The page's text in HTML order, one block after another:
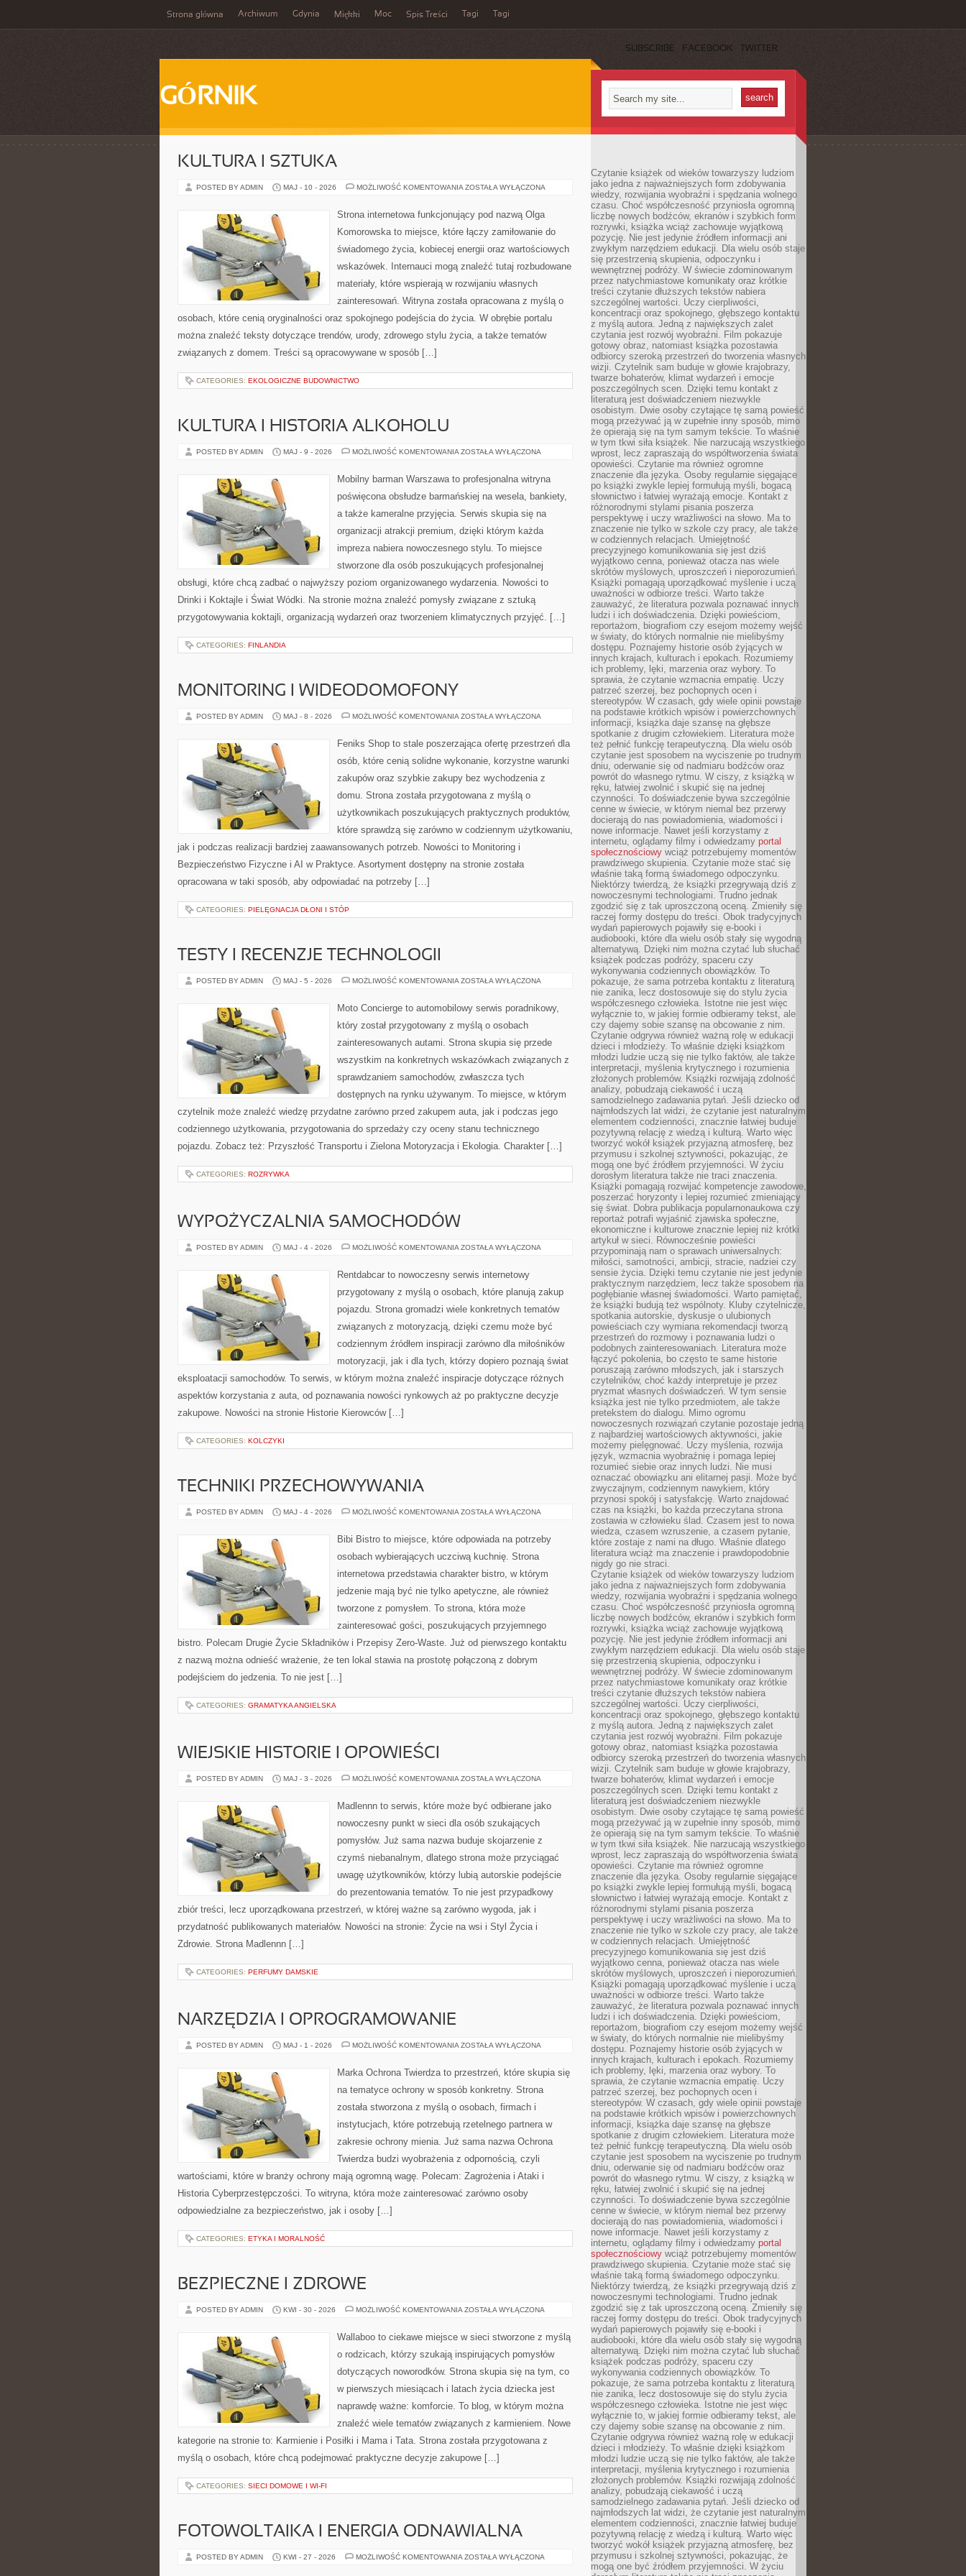
Strona główna Archiwum Gdynia Miękki Moc Spis Treści Tagi Tagi
SUBSCRIBE FACEBOOK TWITTER
GÓRNIK
KULTURA I SZTUKA
POSTED BY ADMIN MAJ - 10 - 2026 MOŻLIWOŚĆ KOMENTOWANIA KULTURA
ZOSTAŁA WYŁĄCZONA
Strona internetowa funkcjonujący pod nazwą Olga
Komorowska to miejsce, które łączy zamiłowanie do
świadomego życia, kobiecej energii oraz wartościowych
wskazówek. Internauci mogą znaleźć tutaj rozbudowane
materiały, które wspierają w rozwijaniu własnych
zainteresowań. Witryna została opracowana z myślą o
osobach, które cenią oryginalności oraz spokojnego podejścia do życia. W obrębie portalu
można znaleźć teksty dotyczące trendów, urody, zdrowego stylu życia, a także tematów
związanych z domem. Treści są opracowywane w sposób […]
CATEGORIES: EKOLOGICZNE BUDOWNICTWO
KULTURA I HISTORIA ALKOHOLU
POSTED BY ADMIN MAJ - 9 - 2026 MOŻLIWOŚĆ KOMENTOWANIA KULTURA
ALKOHOLU
ZOSTAŁA WYŁĄCZONA
Mobilny barman Warszawa to profesjonalna witryna
poświęcona obsłudze barmańskiej na wesela, bankiety,
a także kameralne przyjęcia. Serwis skupia się na
organizacji atrakcji premium, dzięki którym każda
impreza nabiera nowoczesnego stylu. To miejsce
stworzone dla osób poszukujących profesjonalnej
obsługi, które chcą zadbać o najwyższy poziom organizowanego wydarzenia. Nowości to
Drinki i Koktajle i Świat Wódki. Na stronie można znaleźć pomysły związane z sztuką
przygotowywania koktajli, organizacją wydarzeń oraz tworzeniem klimatycznych przyjęć. […]
CATEGORIES: FINLANDIA
MONITORING I WIDEODOMOFONY
POSTED BY ADMIN MAJ - 8 - 2026 MOŻLIWOŚĆ KOMENTOWANIA MONITORING
ZOSTAŁA WYŁĄCZONA
Feniks Shop to stale poszerzająca ofertę przestrzeń dla
osób, które cenią solidne wykonanie, korzystne warunki
zakupów oraz szybkie zakupy bez wychodzenia z
domu. Strona została przygotowana z myślą o
użytkownikach poszukujących praktycznych produktów,
które sprawdzą się zarówno w codziennym użytkowaniu,
jak i podczas realizacji bardziej zaawansowanych potrzeb. Nowości to Monitoring i
Bezpieczeństwo Fizyczne i AI w Praktyce. Asortyment dostępny na stronie została
opracowana w taki sposób, aby odpowiadać na potrzeby […]
CATEGORIES: PIELĘGNACJA DŁONI I STÓP
TESTY I RECENZJE TECHNOLOGII
POSTED BY ADMIN MAJ - 5 - 2026 MOŻLIWOŚĆ KOMENTOWANIA TESTY
TECHNOLOGII
ZOSTAŁA WYŁĄCZONA
Moto Concierge to automobilowy serwis poradnikowy,
który został przygotowany z myślą o osobach
zainteresowanych autami. Strona skupia się przede
wszystkim na konkretnych wskazówkach związanych z
sprawdzaniem samochodów, zwłaszcza tych
dostępnych na rynku używanym. To miejsce, w którym
czytelnik może znaleźć wiedzę przydatne zarówno przed zakupem auta, jak i podczas jego
codziennego użytkowania, przygotowania do sprzedaży czy oceny stanu technicznego
pojazdu. Zobacz też: Przyszłość Transportu i Zielona Motoryzacja i Ekologia. Charakter […]
CATEGORIES: ROZRYWKA
WYPOŻYCZALNIA SAMOCHODÓW
POSTED BY ADMIN MAJ - 4 - 2026 MOŻLIWOŚĆ KOMENTOWANIA WYPOŻYCZALNIA
ZOSTAŁA WYŁĄCZONA
Rentdabcar to nowoczesny serwis internetowy
przygotowany z myślą o osobach, które planują zakup
pojazdu. Strona gromadzi wiele konkretnych tematów
związanych z motoryzacją, dzięki czemu może być
codziennym źródłem inspiracji zarówno dla miłośników
motoryzacji, jak i dla tych, którzy dopiero poznają świat
eksploatacji samochodów. To serwis, w którym można znaleźć inspiracje dotyczące różnych
aspektów korzystania z auta, od poznawania nowości rynkowych aż po praktyczne decyzje
zakupowe. Nowości na stronie Historie Kierowców […]
CATEGORIES: KOLCZYKI
TECHNIKI PRZECHOWYWANIA
POSTED BY ADMIN MAJ - 4 - 2026 MOŻLIWOŚĆ KOMENTOWANIA TECHNIKI
ZOSTAŁA WYŁĄCZONA
Bibi Bistro to miejsce, które odpowiada na potrzeby
osobach wybierających uczciwą kuchnię. Strona
internetowa przedstawia charakter bistro, w którym
jedzenie mają być nie tylko apetyczne, ale również
tworzone z pomysłem. To strona, która może
zainteresować gości, poszukujących przyjemnego
bistro. Polecam Drugie Życie Składników i Przepisy Zero-Waste. Już od pierwszego kontaktu
z nazwą można odnieść wrażenie, że ten lokal stawia na prostotę połączoną z dobrym
podejściem do jedzenia. To nie jest […]
CATEGORIES: GRAMATYKA ANGIELSKA
WIEJSKIE HISTORIE I OPOWIEŚCI
POSTED BY ADMIN MAJ - 3 - 2026 MOŻLIWOŚĆ KOMENTOWANIA WIEJSKIE
OPOWIEŚCI
ZOSTAŁA WYŁĄCZONA
Madlennn to serwis, które może być odbierane jako
nowoczesny punkt w sieci dla osób szukających
pomysłów. Już sama nazwa buduje skojarzenie z
czymś niebanalnym, dlatego strona może przyciągać
uwagę użytkowników, którzy lubią autorskie podejście
do prezentowania tematów. To nie jest przypadkowy
zbiór treści, lecz uporządkowana przestrzeń, w której ważne są zarówno wygoda, jak i
przydatność publikowanych materiałów. Nowości na stronie: Życie na wsi i Styl Życia i
Zdrowie. Strona Madlennn […]
CATEGORIES: PERFUMY DAMSKIE
NARZĘDZIA I OPROGRAMOWANIE
POSTED BY ADMIN MAJ - 1 - 2026 MOŻLIWOŚĆ KOMENTOWANIA NARZĘDZIA
ZOSTAŁA WYŁĄCZONA
Marka Ochrona Twierdza to przestrzeń, które skupia się
na tematyce ochrony w sposób konkretny. Strona
została stworzona z myślą o osobach, firmach i
instytucjach, które potrzebują rzetelnego partnera w
zakresie ochrony mienia. Już sama nazwa Ochrona
Twierdza budzi wyobrażenia z odpornością, czyli
wartościami, które w branży ochrony mają ogromną wagę. Polecam: Zagrożenia i Ataki i
Historia Cyberprzestępczości. To witryna, która może zainteresować zarówno osoby
odpowiedzialne za bezpieczeństwo, jak i osoby […]
CATEGORIES: ETYKA I MORALNOŚĆ
BEZPIECZNE I ZDROWE
POSTED BY ADMIN KWI - 30 - 2026 MOŻLIWOŚĆ KOMENTOWANIA BEZPIECZNE
ZOSTAŁA WYŁĄCZONA
Wallaboo to ciekawe miejsce w sieci stworzone z myślą
o rodzicach, którzy szukają inspirujących pomysłów
dotyczących noworodków. Strona skupia się na tym, co
w pierwszych miesiącach i latach życia dziecka jest
naprawdę ważne: komforcie. To blog, w którym można
znaleźć wiele tematów związanych z karmieniem. Nowe
kategorie na stronie to: Karmienie i Posiłki i Mama i Tata. Strona została przygotowana z
myślą o osobach, które chcą podejmować praktyczne decyzje zakupowe […]
CATEGORIES: SIECI DOMOWE I WI-FI
FOTOWOLTAIKA I ENERGIA ODNAWIALNA
POSTED BY ADMIN KWI - 27 - 2026 MOŻLIWOŚĆ KOMENTOWANIA FOTOWOLTAIKA
ZOSTAŁA WYŁĄCZONA
Czytanie książek od wieków towarzyszy ludziom
jako jedna z najważniejszych form zdobywania
wiedzy, rozwijania wyobraźni i spędzania wolnego
czasu. Choć współczesność przyniosła ogromną
liczbę nowych bodźców, ekranów i szybkich form
rozrywki, książka wciąż zachowuje wyjątkową
pozycję. Nie jest jedynie źródłem informacji ani
zwykłym narzędziem edukacji. Dla wielu osób staje
się przestrzenią skupienia, odpoczynku i
wewnętrznej podróży. W świecie zdominowanym
przez natychmiastowe komunikaty oraz krótkie
treści czytanie dłuższych tekstów nabiera
szczególnej wartości. Uczy cierpliwości,
koncentracji oraz spokojnego, głębszego kontaktu
z myślą autora. Jedną z największych zalet
czytania jest rozwój wyobraźni. Film pokazuje
gotowy obraz, natomiast książka pozostawia
odbiorcy szeroką przestrzeń do tworzenia własnych
wizji. Czytelnik sam buduje w głowie krajobrazy,
twarze bohaterów, klimat wydarzeń i emocje
poszczególnych scen. Dzięki temu kontakt z
literaturą jest doświadczeniem niezwykle
osobistym. Dwie osoby czytające tę samą powieść
mogą przeżywać ją w zupełnie inny sposób, mimo
że opierają się na tym samym tekście. To właśnie
w tym tkwi siła książek. Nie narzucają wszystkiego
wprost, lecz zapraszają do współtworzenia świata
opowieści. Czytanie ma również ogromne
znaczenie dla języka. Osoby regularnie sięgające
po książki zwykle lepiej formułują myśli, bogacą
słownictwo i łatwiej wyrażają emocje. Kontakt z
różnorodnymi stylami pisania poszerza
perspektywę i uczy wrażliwości na słowo. Ma to
znaczenie nie tylko w szkole czy pracy, ale także
w codziennych relacjach. Umiejętność
precyzyjnego komunikowania się jest dziś
wyjątkowo cenna, ponieważ otacza nas wiele
skrótów myślowych, uproszczeń i nieporozumień.
Książki pomagają uporządkować myślenie i uczą
uważności w odbiorze treści. Warto także
zauważyć, że literatura pozwala poznawać innych
ludzi i ich doświadczenia. Dzięki powieściom,
reportażom, biografiom czy esejom możemy wejść
w światy, do których normalnie nie mielibyśmy
dostępu. Poznajemy historie osób żyjących w
innych krajach, kulturach i epokach. Rozumiemy
ich problemy, lęki, marzenia oraz wybory. To
sprawia, że czytanie wzmacnia empatię. Uczy
patrzeć szerzej, bez pochopnych ocen i
stereotypów. W czasach, gdy wiele opinii powstaje
na podstawie krótkich wpisów i powierzchownych
informacji, książka daje szansę na głębsze
spotkanie z drugim człowiekiem. Literatura może
też pełnić funkcję terapeutyczną. Dla wielu osób
czytanie jest sposobem na wyciszenie po trudnym
dniu, oderwanie się od nadmiaru bodźców oraz
powrót do własnego rytmu. W ciszy, z książką w
ręku, łatwiej zwolnić i skupić się na jednej
czynności. To doświadczenie bywa szczególnie
cenne w świecie, w którym niemal bez przerwy
docierają do nas powiadomienia, wiadomości i
nowe informacje. Nawet jeśli korzystamy z
internetu, oglądamy filmy i odwiedzamy portal
społecznościowy wciąż potrzebujemy momentów
prawdziwego skupienia. Czytanie może stać się
właśnie taką formą świadomego odpoczynku.
Niektórzy twierdzą, że książki przegrywają dziś z
nowoczesnymi technologiami. Trudno jednak
zgodzić się z tak uproszczoną oceną. Zmieniły się
raczej formy dostępu do treści. Obok tradycyjnych
wydań papierowych pojawiły się e-booki i
audiobooki, które dla wielu osób stały się wygodną
alternatywą. Dzięki nim można czytać lub słuchać
książek podczas podróży, spaceru czy
wykonywania codziennych obowiązków. To
pokazuje, że sama potrzeba kontaktu z literaturą
nie zanika, lecz dostosowuje się do stylu życia
współczesnego człowieka. Istotne nie jest więc
wyłącznie to, w jakiej formie odbieramy tekst, ale
czy dajemy sobie szansę na obcowanie z nim.
Czytanie odgrywa również ważną rolę w edukacji
dzieci i młodzieży. To właśnie dzięki książkom
młodzi ludzie uczą się nie tylko faktów, ale także
interpretacji, myślenia krytycznego i rozumienia
złożonych problemów. Książki rozwijają zdolność
analizy, pobudzają ciekawość i uczą
samodzielnego zadawania pytań. Jeśli dziecko od
najmłodszych lat widzi, że czytanie jest naturalnym
elementem codzienności, znacznie łatwiej buduje
pozytywną relację z wiedzą i kulturą. Warto więc
tworzyć wokół książek przyjazną atmosferę, bez
przymusu i szkolnej sztywności, pokazując, że
mogą one być źródłem przyjemności. W życiu
dorosłym literatura także nie traci znaczenia.
Książki pomagają rozwijać kompetencje zawodowe,
poszerzać horyzonty i lepiej rozumieć zmieniający
się świat. Dobra publikacja popularnonaukowa czy
reportaż potrafi wyjaśnić zjawiska społeczne,
ekonomiczne i kulturowe znacznie lepiej niż krótki
artykuł w sieci. Równocześnie powieści
przypominają nam o sprawach uniwersalnych:
miłości, samotności, ambicji, stracie, nadziei czy
sensie życia. Dzięki temu czytanie nie jest jedynie
praktycznym narzędziem, lecz także sposobem na
pogłębianie własnej świadomości. Warto pamiętać,
że książki budują też wspólnoty. Kluby czytelnicze,
spotkania autorskie, dyskusje o ulubionych
powieściach czy wymiana rekomendacji tworzą
przestrzeń do rozmowy i poznawania ludzi o
podobnych zainteresowaniach. Literatura może
łączyć pokolenia, bo często te same historie
poruszają zarówno młodszych, jak i starszych
czytelników, choć każdy interpretuje je przez
pryzmat własnych doświadczeń. W tym sensie
książka jest nie tylko przedmiotem, ale także
pretekstem do dialogu. Mimo ogromu
nowoczesnych rozwiązań czytanie pozostaje jedną
z najbardziej wartościowych aktywności, jakie
możemy pielęgnować. Uczy myślenia, rozwija
język, wzmacnia wyobraźnię i pomaga lepiej
rozumieć siebie oraz innych ludzi. Nie musi
oznaczać obowiązku ani elitarnej pasji. Może być
zwyczajnym, codziennym nawykiem, który
przynosi spokój i satysfakcję. Warto znajdować
czas na książki, bo każda przeczytana strona
zostawia w człowieku ślad. Czasem jest to nowa
wiedza, czasem wzruszenie, a czasem pytanie,
które zostaje z nami na długo. Właśnie dlatego
literatura wciąż ma znaczenie i prawdopodobnie
nigdy go nie straci.
Czytanie książek od wieków towarzyszy ludziom
jako jedna z najważniejszych form zdobywania
wiedzy, rozwijania wyobraźni i spędzania wolnego
czasu. Choć współczesność przyniosła ogromną
liczbę nowych bodźców, ekranów i szybkich form
rozrywki, książka wciąż zachowuje wyjątkową
pozycję. Nie jest jedynie źródłem informacji ani
zwykłym narzędziem edukacji. Dla wielu osób staje
się przestrzenią skupienia, odpoczynku i
wewnętrznej podróży. W świecie zdominowanym
przez natychmiastowe komunikaty oraz krótkie
treści czytanie dłuższych tekstów nabiera
szczególnej wartości. Uczy cierpliwości,
koncentracji oraz spokojnego, głębszego kontaktu
z myślą autora. Jedną z największych zalet
czytania jest rozwój wyobraźni. Film pokazuje
gotowy obraz, natomiast książka pozostawia
odbiorcy szeroką przestrzeń do tworzenia własnych
wizji. Czytelnik sam buduje w głowie krajobrazy,
twarze bohaterów, klimat wydarzeń i emocje
poszczególnych scen. Dzięki temu kontakt z
literaturą jest doświadczeniem niezwykle
osobistym. Dwie osoby czytające tę samą powieść
mogą przeżywać ją w zupełnie inny sposób, mimo
że opierają się na tym samym tekście. To właśnie
w tym tkwi siła książek. Nie narzucają wszystkiego
wprost, lecz zapraszają do współtworzenia świata
opowieści. Czytanie ma również ogromne
znaczenie dla języka. Osoby regularnie sięgające
po książki zwykle lepiej formułują myśli, bogacą
słownictwo i łatwiej wyrażają emocje. Kontakt z
różnorodnymi stylami pisania poszerza
perspektywę i uczy wrażliwości na słowo. Ma to
znaczenie nie tylko w szkole czy pracy, ale także
w codziennych relacjach. Umiejętność
precyzyjnego komunikowania się jest dziś
wyjątkowo cenna, ponieważ otacza nas wiele
skrótów myślowych, uproszczeń i nieporozumień.
Książki pomagają uporządkować myślenie i uczą
uważności w odbiorze treści. Warto także
zauważyć, że literatura pozwala poznawać innych
ludzi i ich doświadczenia. Dzięki powieściom,
reportażom, biografiom czy esejom możemy wejść
w światy, do których normalnie nie mielibyśmy
dostępu. Poznajemy historie osób żyjących w
innych krajach, kulturach i epokach. Rozumiemy
ich problemy, lęki, marzenia oraz wybory. To
sprawia, że czytanie wzmacnia empatię. Uczy
patrzeć szerzej, bez pochopnych ocen i
stereotypów. W czasach, gdy wiele opinii powstaje
na podstawie krótkich wpisów i powierzchownych
informacji, książka daje szansę na głębsze
spotkanie z drugim człowiekiem. Literatura może
też pełnić funkcję terapeutyczną. Dla wielu osób
czytanie jest sposobem na wyciszenie po trudnym
dniu, oderwanie się od nadmiaru bodźców oraz
powrót do własnego rytmu. W ciszy, z książką w
ręku, łatwiej zwolnić i skupić się na jednej
czynności. To doświadczenie bywa szczególnie
cenne w świecie, w którym niemal bez przerwy
docierają do nas powiadomienia, wiadomości i
nowe informacje. Nawet jeśli korzystamy z
internetu, oglądamy filmy i odwiedzamy portal
społecznościowy wciąż potrzebujemy momentów
prawdziwego skupienia. Czytanie może stać się
właśnie taką formą świadomego odpoczynku.
Niektórzy twierdzą, że książki przegrywają dziś z
nowoczesnymi technologiami. Trudno jednak
zgodzić się z tak uproszczoną oceną. Zmieniły się
raczej formy dostępu do treści. Obok tradycyjnych
wydań papierowych pojawiły się e-booki i
audiobooki, które dla wielu osób stały się wygodną
alternatywą. Dzięki nim można czytać lub słuchać
książek podczas podróży, spaceru czy
wykonywania codziennych obowiązków. To
pokazuje, że sama potrzeba kontaktu z literaturą
nie zanika, lecz dostosowuje się do stylu życia
współczesnego człowieka. Istotne nie jest więc
wyłącznie to, w jakiej formie odbieramy tekst, ale
czy dajemy sobie szansę na obcowanie z nim.
Czytanie odgrywa również ważną rolę w edukacji
dzieci i młodzieży. To właśnie dzięki książkom
młodzi ludzie uczą się nie tylko faktów, ale także
interpretacji, myślenia krytycznego i rozumienia
złożonych problemów. Książki rozwijają zdolność
analizy, pobudzają ciekawość i uczą
samodzielnego zadawania pytań. Jeśli dziecko od
najmłodszych lat widzi, że czytanie jest naturalnym
elementem codzienności, znacznie łatwiej buduje
pozytywną relację z wiedzą i kulturą. Warto więc
tworzyć wokół książek przyjazną atmosferę, bez
przymusu i szkolnej sztywności, pokazując, że
mogą one być źródłem przyjemności. W życiu